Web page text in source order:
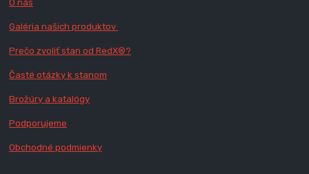
O nás
Galéria našich produktov
Prečo zvoliť stan od RedX®?
Časté otázky k stanom
Brožúry a katalógy
Podporujeme
Obchodné podmienky